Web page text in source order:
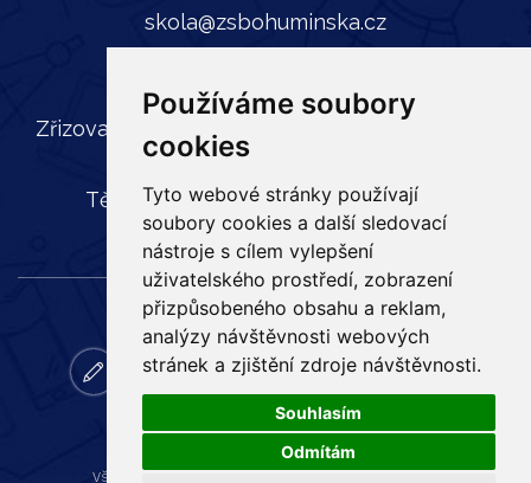
Používáme soubory
cookies
Tyto webové stránky používají
soubory cookies a další sledovací
nástroje s cílem vylepšení
uživatelského prostředí, zobrazení
přizpůsobeného obsahu a reklam,
analýzy návštěvnosti webových
stránek a zjištění zdroje návštěvnosti.
Souhlasím
Odmítám
skola@zsbohuminska.cz
Zřizovatel: Statutární město Ostrava, Městský
obvod Slezská Ostrava,
Těšínská 35, 710 16 Slezská Ostrava
zapisy email bakalar online
vyuka
ke
stazeni
facebook
Všechna práva vyhrazenaZákladní škola Bohumínská,